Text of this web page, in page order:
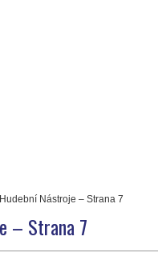
Hudební Nástroje – Strana 7
– Strana 7